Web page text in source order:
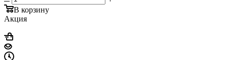
В корзину
Акция